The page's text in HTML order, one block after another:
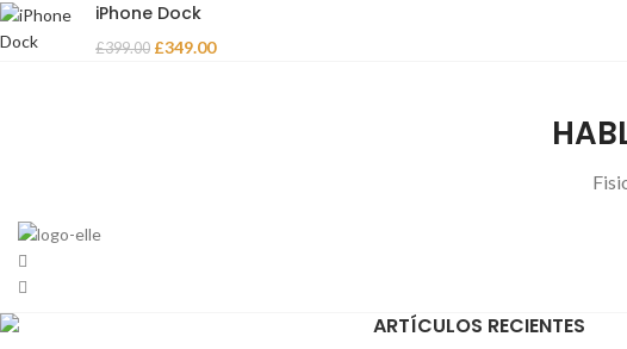
iPhone Dock
£399.00 £349.00
ARTÍCULOS RECIENTES